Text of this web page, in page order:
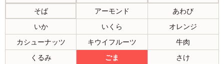
そば
アーモンド
あわび
いか
いくら
オレンジ
カシューナッツ
キウイフルーツ
牛肉
くるみ
ごま
さけ